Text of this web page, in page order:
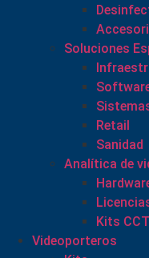
Soluciones
Retail
Sanidad
Analítica de
Kits
Videoporteros